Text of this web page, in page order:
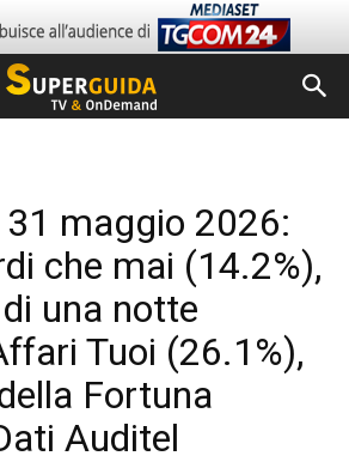
maggio 2026:
che mai (14.2%),
una notte
Tuoi (26.1%),
Fortuna
Auditel